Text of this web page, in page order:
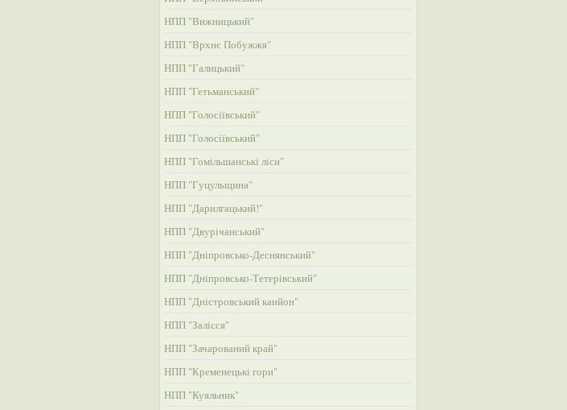
НПП "Вижницький"
НПП "Врхнє Побужжя"
НПП "Галицький"
НПП "Гетьманський"
НПП "Голосіївський"
НПП "Голосіївський"
НПП "Гомільшанські ліси"
НПП "Гуцульщина"
НПП "Дарилгацький!"
НПП "Двурічанський"
НПП "Дніпровсько-Деснянський"
НПП "Дніпровсько-Тетерівський"
НПП "Дністровський канйон"
НПП "Залісся"
НПП "Зачарований край"
НПП "Кременецькі гори"
НПП "Куяльник"